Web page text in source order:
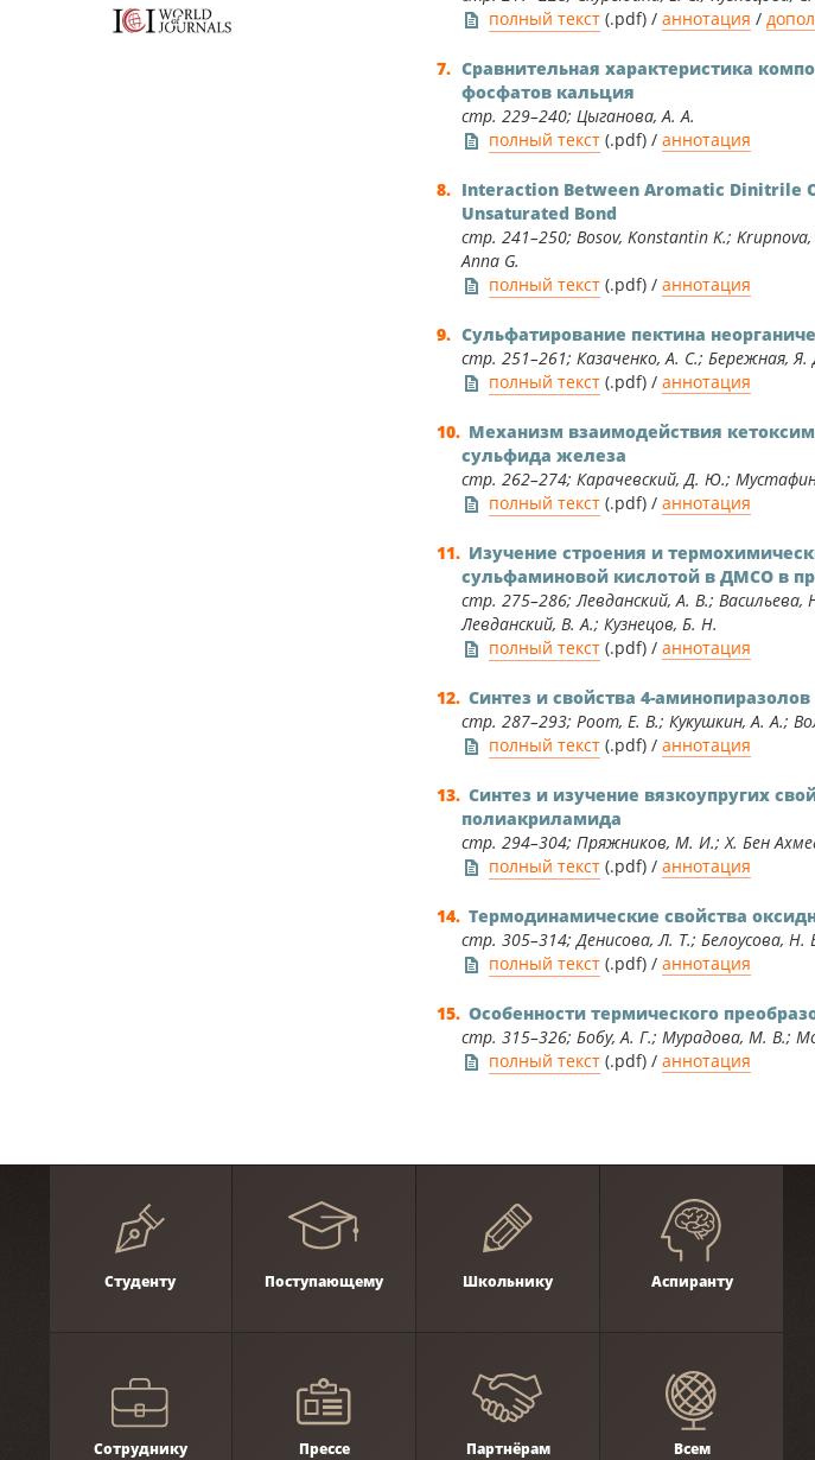
полный текст (.pdf) / аннотация /
Сравнительная характеристика
фосфатов кальция
стр. 229–240; Цыганова, А. А.
полный текст (.pdf) / аннотация
Interaction Between Aromatic Dinitrile
Unsaturated Bond
стр. 241–250; Bosov, Konstantin K.;
Anna G.
полный текст (.pdf) / аннотация
Сульфатирование пектина
стр. 251–261; Казаченко, А. С.; Бережная,
полный текст (.pdf) / аннотация
Механизм взаимодействия
сульфида железа
стр. 262–274; Карачевский, Д. Ю.;
полный текст (.pdf) / аннотация
Изучение строения и
сульфаминовой кислотой в ДМСО в
стр. 275–286; Левданский, А. В.;
Левданский, В. А.; Кузнецов, Б. Н.
полный текст (.pdf) / аннотация
Cинтез и свойства 4-
стр. 287–293; Роот, Е. В.; Кукушкин, А. А.;
полный текст (.pdf) / аннотация
Синтез и изучение вязкоупругих
полиакриламида
стр. 294–304; Пряжников, М. И.; Х. Бен
полный текст (.pdf) / аннотация
Термодинамические свойства
стр. 305–314; Денисова, Л. Т.; Белоусова,
полный текст (.pdf) / аннотация
Особенности термического
стр. 315–326; Бобу, А. Г.; Мурадова, М. В.;
полный текст (.pdf) / аннотация
Студенту Поступающему Школьнику Аспиранту
Сотруднику Прессе Партнёрам Всем